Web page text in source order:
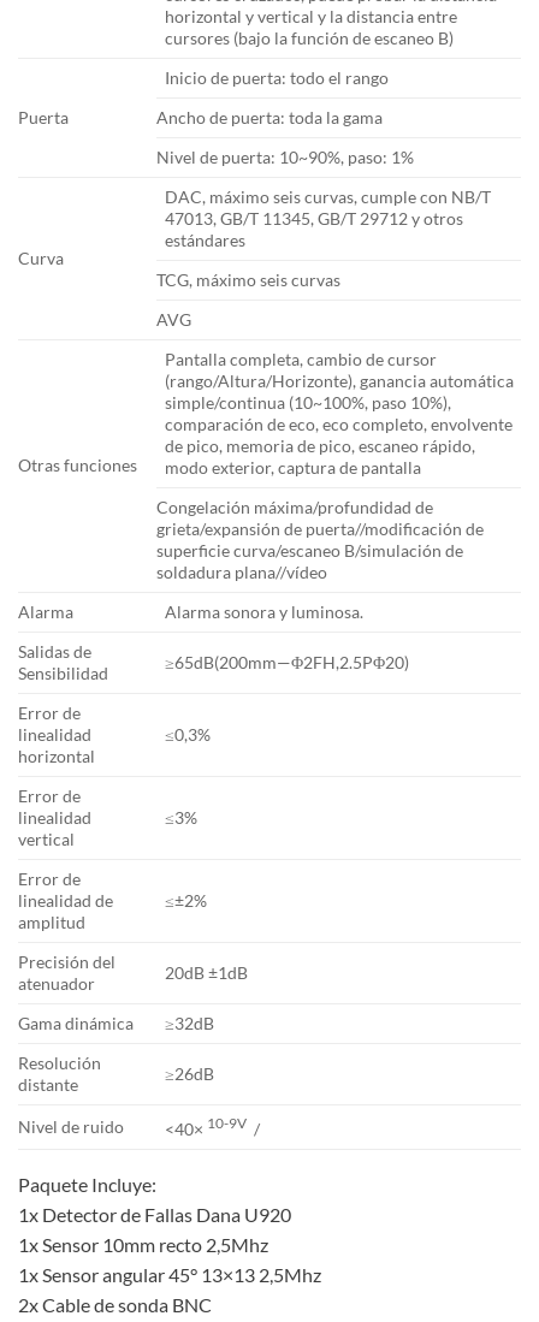
horizontal y vertical y la distancia entre
cursores (bajo la función de escaneo B)
Puerta
Inicio de puerta: todo el rango
Ancho de puerta: toda la gama
Nivel de puerta: 10~90%, paso: 1%
Curva
DAC, máximo seis curvas, cumple con NB/T
47013, GB/T 11345, GB/T 29712 y otros
estándares
TCG, máximo seis curvas
AVG
Otras funciones
Pantalla completa, cambio de cursor
(rango/Altura/Horizonte), ganancia automática
simple/continua (10~100%, paso 10%),
comparación de eco, eco completo, envolvente
de pico, memoria de pico, escaneo rápido,
modo exterior, captura de pantalla
Congelación máxima/profundidad de
grieta/expansión de puerta//modificación de
superficie curva/escaneo B/simulación de
soldadura plana//vídeo
Alarma
Alarma sonora y luminosa.
Salidas de
Sensibilidad
≥65dB(200mm—Φ2FH,2.5PΦ20)
Error de
linealidad
horizontal
≤0,3%
Error de
linealidad
vertical
≤3%
Error de
linealidad de
amplitud
≤±2%
Precisión del
atenuador
20dB ±1dB
Gama dinámica
≥32dB
Resolución
distante
≥26dB
Nivel de ruido <40× 10-9V /
Paquete Incluye:
1x Detector de Fallas Dana U920
1x Sensor 10mm recto 2,5Mhz
1x Sensor angular 45° 13×13 2,5Mhz
2x Cable de sonda BNC